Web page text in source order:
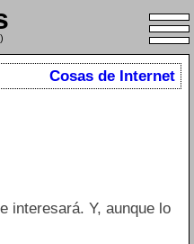
Cosas de Internet
interesará. Y, aunque lo